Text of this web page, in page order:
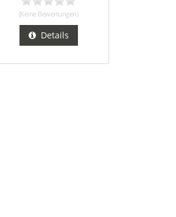
(Keine Bewertungen)
Details